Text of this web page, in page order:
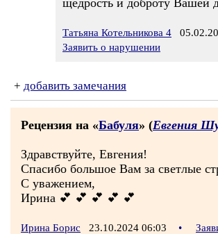
щедрость и доброту Вашей
Татьяна Котельникова 4
Заявить о нарушении
+ добавить замечания
Рецензия на «Бабуля» (Евгения
Здравствуйте, Евгения!
Спасибо большое Вам за светлые
С уважением,
Ирина 💕 💕 💕 💕 💕
Ирина Борис 23.10.2024 06:03 •